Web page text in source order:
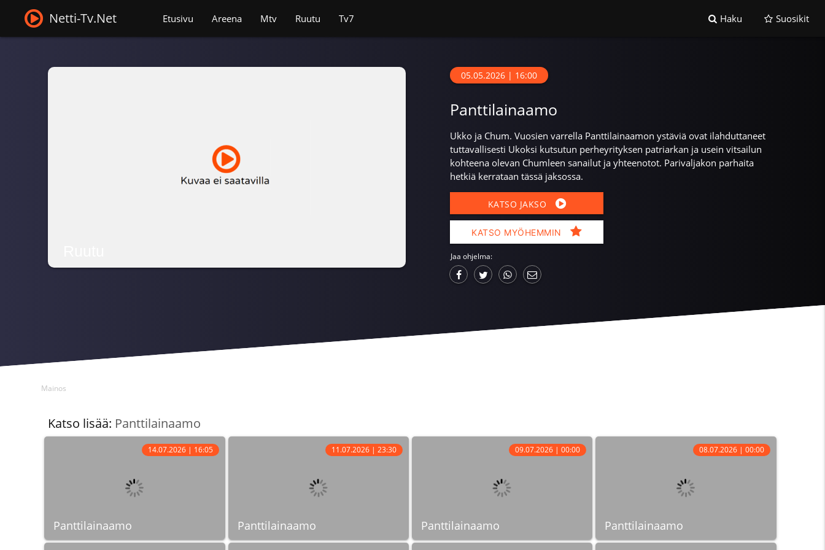
Netti-Tv.Net Etusivu Areena Mtv Ruutu Tv7 Haku Suosikit
05.05.2026 | 16:00
Panttilainaamo
Ukko ja Chum. Vuosien varrella Panttilainaamon ystäviä ovat ilahduttaneet
tuttavallisesti Ukoksi kutsutun perheyrityksen patriarkan ja usein vitsailun
kohteena olevan Chumleen sanailut ja yhteenotot. Parivaljakon parhaita
hetkiä kerrataan tässä jaksossa.
KATSO JAKSO
KATSO MYÖHEMMIN
Jaa ohjelma:
Mainos
Katso lisää: Panttilainaamo
Panttilainaamo
14.07.2026 | 16:05
Panttilainaamo
11.07.2026 | 23:30
Panttilainaamo
09.07.2026 | 00:00
Panttilainaamo
08.07.2026 | 00:00